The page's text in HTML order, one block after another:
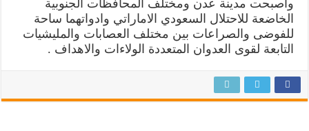
واصبحت مدينة عدن ومختلف المحافظات الجنوبية
الخاضعة للاحتلال السعودي الاماراتي وادواتهما ساحة
للفوضى والصراعات بين مختلف العصابات والمليشيات
التابعة لقوى العدوان المتعددة الولاءات والاهداف .